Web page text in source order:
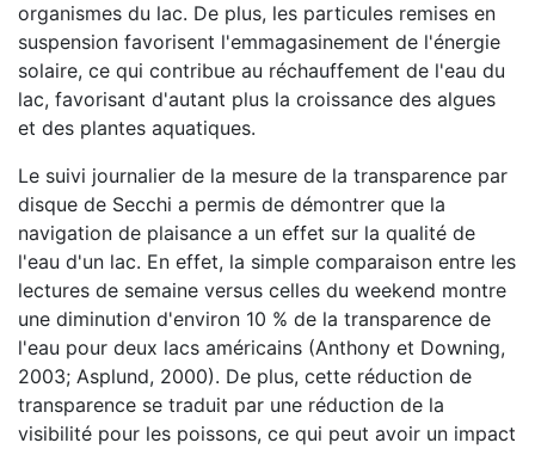
organismes du lac. De plus, les particules remises en
suspension favorisent l'emmagasinement de l'énergie
solaire, ce qui contribue au réchauffement de l'eau du
lac, favorisant d'autant plus la croissance des algues
et des plantes aquatiques.
Le suivi journalier de la mesure de la transparence par
disque de Secchi a permis de démontrer que la
navigation de plaisance a un effet sur la qualité de
l'eau d'un lac. En effet, la simple comparaison entre les
lectures de semaine versus celles du weekend montre
une diminution d'environ 10 % de la transparence de
l'eau pour deux lacs américains (Anthony et Downing,
2003; Asplund, 2000). De plus, cette réduction de
transparence se traduit par une réduction de la
visibilité pour les poissons, ce qui peut avoir un impact